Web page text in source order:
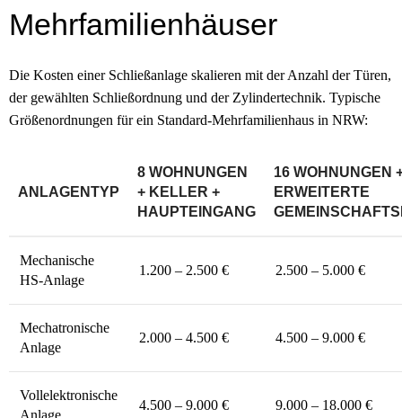
Mehrfamilien­häuser
Die Kosten einer Schließ­anlage skalieren mit der Anzahl der Türen,
der gewählten Schließ­ordnung und der Zylinder­technik. Typische
Größen­ordnungen für ein Standard-Mehrfamilienhaus in NRW:
ANLAGENTYP
8 WOHNUNGEN
+ KELLER +
HAUPTEINGANG
16 WOHNUNGEN
ERWEITERTE
Mechanische
HS-Anlage
1.200 – 2.500 € 2.500 – 5.000 €
Mechatronische
Anlage
2.000 – 4.500 € 4.500 – 9.000 €
Vollelektronische
Anlage
4.500 – 9.000 € 9.000 – 18.000 €